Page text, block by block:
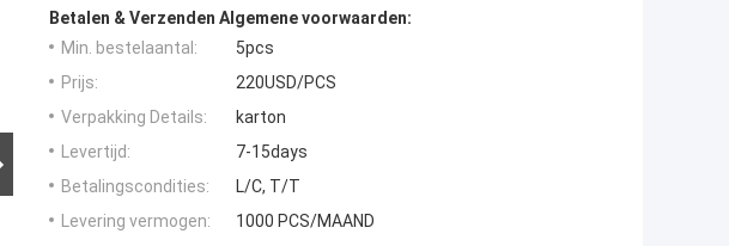
Betalen & Verzenden Algemene voorwaarden:
Min. bestelaantal:
5pcs
Prijs:
220USD/PCS
Verpakking Details:
karton
Levertijd:
7-15days
Betalingscondities:
L/C, T/T
Levering vermogen:
1000 PCS/MAAND